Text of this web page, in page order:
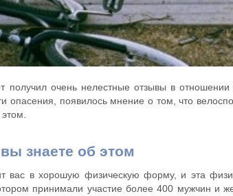
получил очень нелестные отзывы в
опасения, появилось мнение о том, что
знаете об этом
вас в хорошую физическую форму, и эта
принимали участие более 400 мужчин